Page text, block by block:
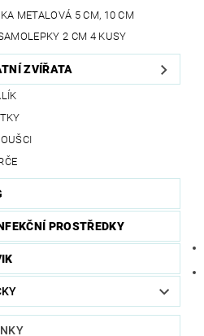
METALOVÁ 5 CM, 10 CM
2 CM 4 KUSY
ZVÍŘATA
PROSTŘEDKY